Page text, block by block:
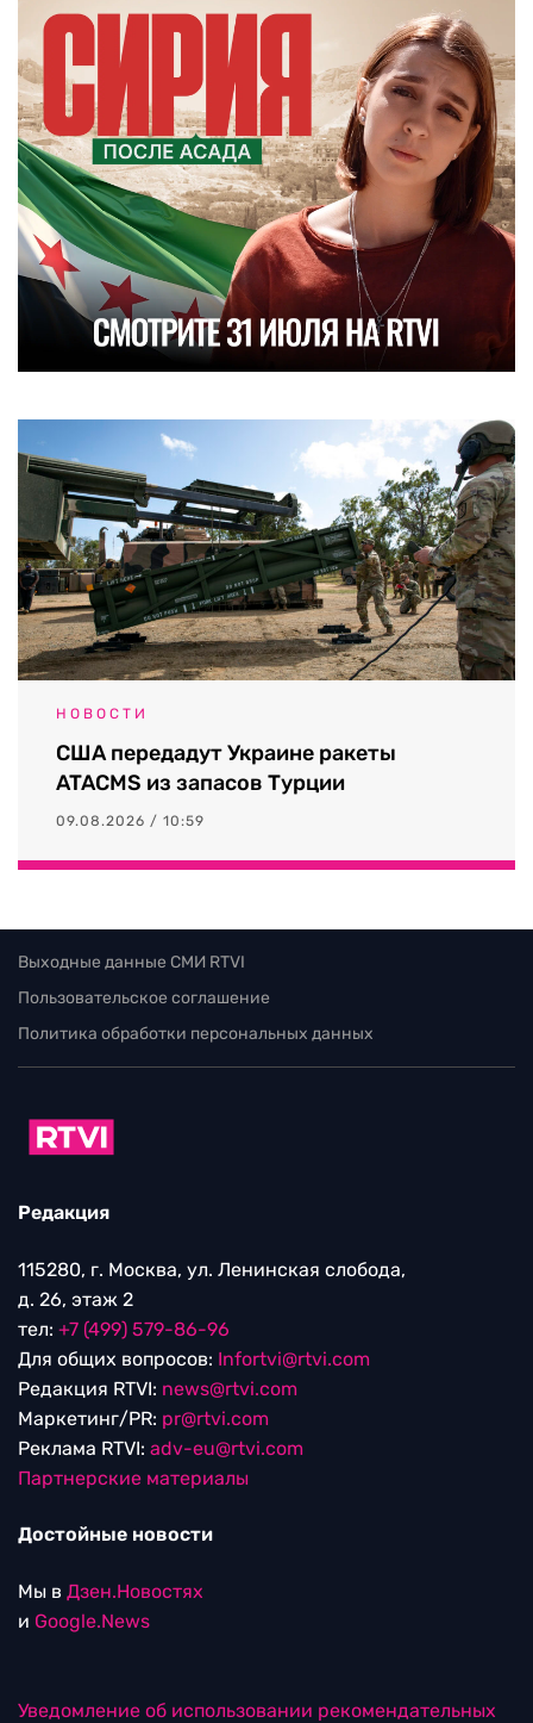
НОВОСТИ
США передадут Украине ракеты
ATACMS из запасов Турции
09.08.2026 / 10:59
Выходные данные СМИ RTVI
Пользовательское соглашение
Политика обработки персональных данных
Редакция
115280, г. Москва, ул. Ленинская слобода,
д. 26, этаж 2
тел: +7 (499) 579-86-96
Для общих вопросов: Infortvi@rtvi.com
Редакция RTVI: news@rtvi.com
Маркетинг/PR: pr@rtvi.com
Реклама RTVI: adv-eu@rtvi.com
Партнерские материалы
Достойные новости
Мы в Дзен.Новостях
и Google.News
Уведомление об использовании рекомендательных